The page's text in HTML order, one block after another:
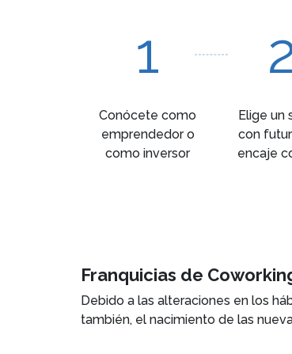
1
Conócete como
emprendedor o
como inversor
Elige un
con
encaje
Franquicias de
Debido a las alteraciones en los
también, el nacimiento de las